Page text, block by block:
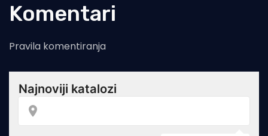
Komentari
Pravila komentiranja